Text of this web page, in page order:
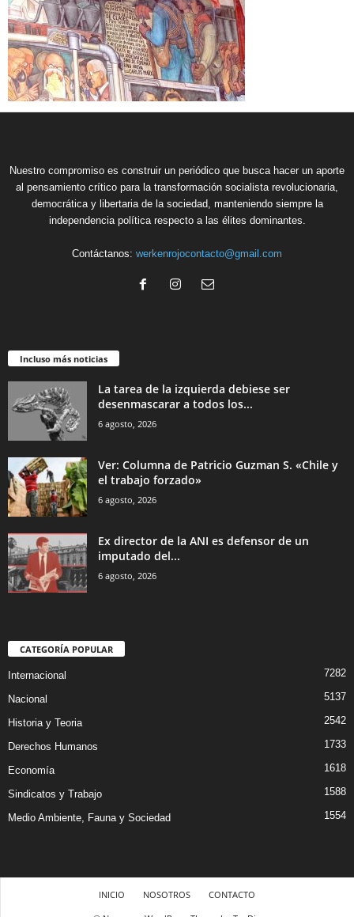
Nuestro compromiso es construir un periódico que busca hacer un aporte
al pensamiento crítico para la transformación socialista revolucionaria,
democrática y libertaria de la sociedad, manteniendo siempre la
independencia política respecto a las élites dominantes.
Contáctanos: werkenrojocontacto@gmail.com
Incluso más noticias
La tarea de la izquierda debiese ser
desenmascarar a todos los...
6 agosto, 2026
Ver: Columna de Patricio Guzman S. «Chile y
el trabajo forzado»
6 agosto, 2026
Ex director de la ANI es defensor de un
imputado del...
6 agosto, 2026
CATEGORÍA POPULAR
Internacional 7282
Nacional 5137
Historia y Teoria 2542
Derechos Humanos 1733
Economía 1618
Sindicatos y Trabajo 1588
Medio Ambiente, Fauna y Sociedad 1554
INICIO NOSOTROS
CONTACTO